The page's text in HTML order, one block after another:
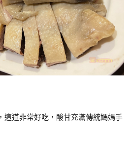
這道非常好吃，酸甘充滿傳統媽媽手